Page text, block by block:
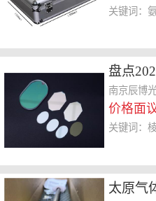
盘点
家，为
南京辰博
价格面
关键词：棱
太原气